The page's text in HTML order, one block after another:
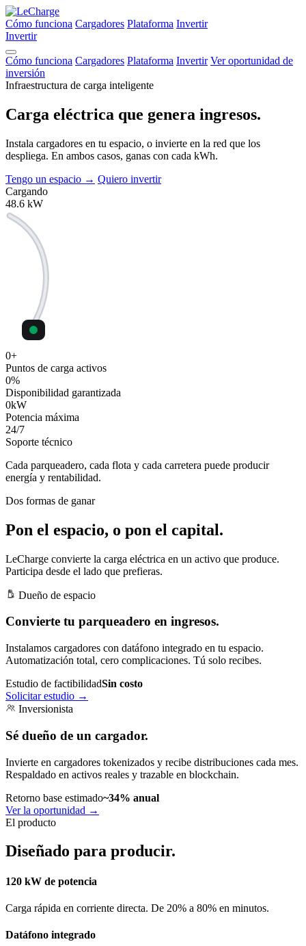
Cómo funciona Cargadores Plataforma Invertir
Invertir
Cómo funciona Cargadores Plataforma Invertir Ver oportunidad de
inversión
Infraestructura de carga inteligente
Carga eléctrica que genera ingresos.
Instala cargadores en tu espacio, o invierte en la red que los
despliega. En ambos casos, ganas con cada kWh.
Tengo un espacio → Quiero invertir
Cargando
48.6 kW
0+
Puntos de carga activos
0%
Disponibilidad garantizada
0kW
Potencia máxima
24/7
Soporte técnico
Cada parqueadero, cada flota y cada carretera puede producir
energía y rentabilidad.
Dos formas de ganar
Pon el espacio, o pon el capital.
LeCharge convierte la carga eléctrica en un activo que produce.
Participa desde el lado que prefieras.
Dueño de espacio
Convierte tu parqueadero en ingresos.
Instalamos cargadores con datáfono integrado en tu espacio.
Automatización total, cero complicaciones. Tú solo recibes.
Estudio de factibilidadSin costo
Solicitar estudio →
Inversionista
Sé dueño de un cargador.
Invierte en cargadores tokenizados y recibe distribuciones cada mes.
Respaldado en activos reales y trazable en blockchain.
Retorno base estimado~34% anual
Ver la oportunidad →
El producto
Diseñado para producir.
120 kW de potencia
Carga rápida en corriente directa. De 20% a 80% en minutos.
Datáfono integrado